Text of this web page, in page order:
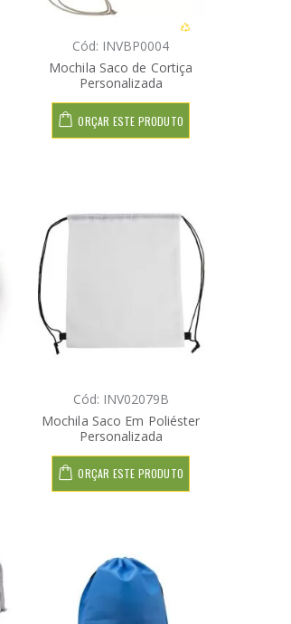
Cód: INVBP0004
Mochila Saco de Cortiça
Personalizada
ORÇAR ESTE PRODUTO
Cód: INV02079B
Mochila Saco Em Poliéster
Personalizada
ORÇAR ESTE PRODUTO